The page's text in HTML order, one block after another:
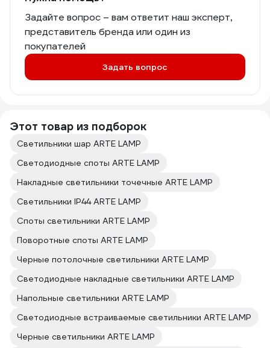
Задайте вопрос – вам ответит наш эксперт,
представитель бренда или один из
покупателей
Задать вопрос
Этот товар из подборок
Светильники шар ARTE LAMP
Светодиодные споты ARTE LAMP
Накладные светильники точечные ARTE LAMP
Светильники IP44 ARTE LAMP
Споты светильники ARTE LAMP
Поворотные споты ARTE LAMP
Черные потолочные светильники ARTE LAMP
Светодиодные накладные светильники ARTE LAMP
Напольные светильники ARTE LAMP
Светодиодные встраиваемые светильники ARTE LAMP
Черные светильники ARTE LAMP